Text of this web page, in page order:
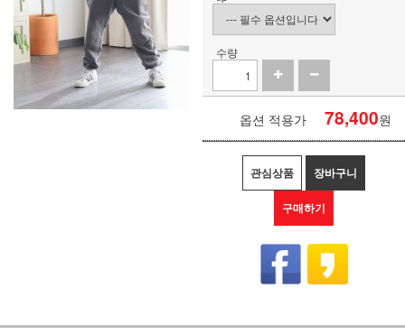
수량
옵션 적용가 78,400원
관심상품 장바구니
구매하기